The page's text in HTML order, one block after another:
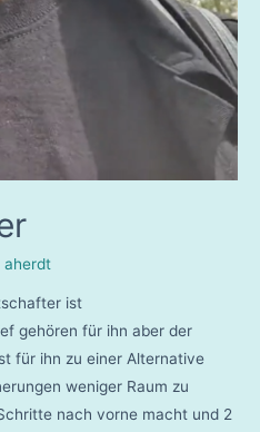
aherdt
ist
gehören für ihn aber der
für ihn zu einer Alternative
weniger Raum zu
nach vorne macht und 2